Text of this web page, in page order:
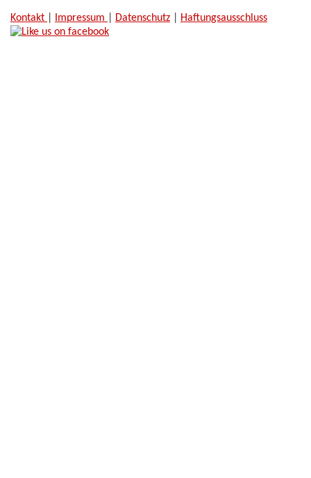
Kontakt Impressum Datenschutz Haftungsausschluss